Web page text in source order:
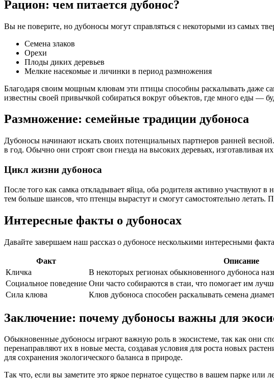
Рацион: чем питается дубонос?
Вы не поверите, но дубоносы могут справляться с некоторыми из самых
Семена злаков
Орехи
Плоды диких деревьев
Мелкие насекомые и личинки в период размножения
Благодаря своим мощным клювам эти птицы способны раскалывать даже
известны своей привычкой собираться вокруг объектов, где много еды —
Размножение: семейные традиции дубоноса
Дубоносы начинают искать своих потенциальных партнеров ранней
в год. Обычно они строят свои гнезда на высоких деревьях, изготавливая
Цикл жизни дубоноса
После того как самка откладывает яйца, оба родителя активно
тем больше шансов, что птенцы вырастут и смогут самостоятельно
Интересные факты о дубоносах
Давайте завершаем наш рассказ о дубоносе несколькими интересными
Факт
Описание
Кличка
В некоторых регионах обыкновенного дубоноса
Социальное поведение Они часто собираются в стаи, что помогает им
Сила клюва
Клюв дубоноса способен раскалывать семена
Заключение: почему дубоносы важны для
Обыкновенные дубоносы играют важную роль в экосистеме, так как они
перенаправляют их в новые места, создавая условия для роста новых
для сохранения экологического баланса в природе.
Так что, если вы заметите это яркое пернатое существо в вашем парке